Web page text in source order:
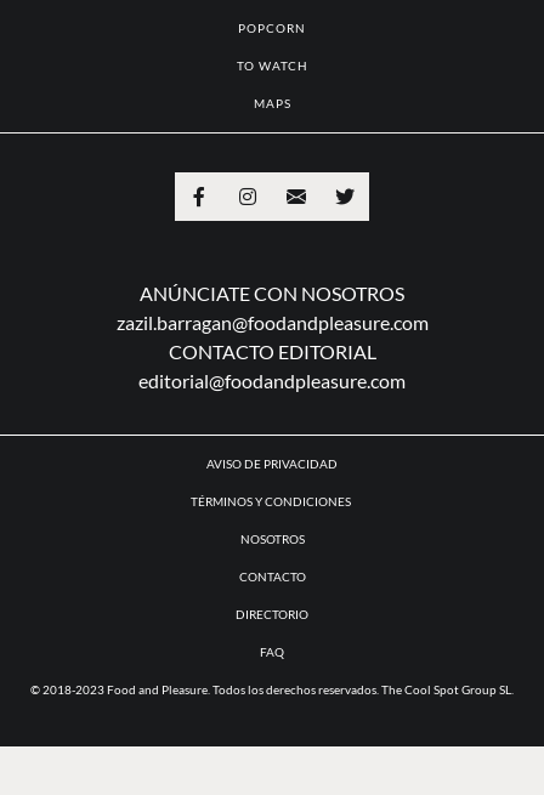
POPCORN
TO WATCH
MAPS
ANÚNCIATE CON NOSOTROS
zazil.barragan@foodandpleasure.com
CONTACTO EDITORIAL
editorial@foodandpleasure.com
AVISO DE PRIVACIDAD
TÉRMINOS Y CONDICIONES
NOSOTROS
CONTACTO
DIRECTORIO
FAQ
© 2018-2023 Food and Pleasure. Todos los derechos reservados. The Cool Spot Group SL.